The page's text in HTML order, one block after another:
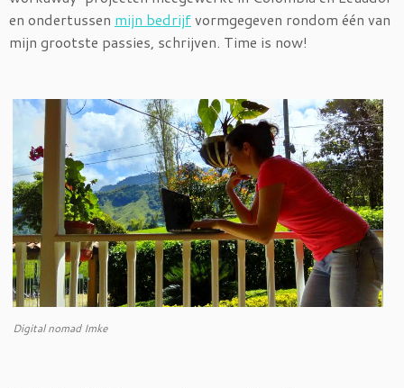
en ondertussen mijn bedrijfvormgegeven rondom één van
mijn grootste passies, schrijven. Time is now!
Digital nomad Imke